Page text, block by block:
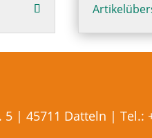
| 45711 Datteln | Tel.: